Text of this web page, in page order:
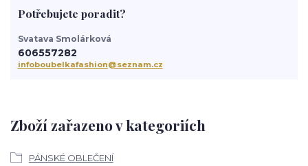
Zboží zařazeno v kategoriích
PÁNSKÉ OBLEČENÍ
Potřebujete poradit?
Svatava Smolárková
606557282
infoboubelkafashion@seznam.cz